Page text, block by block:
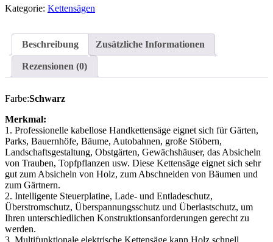
handkettensäge
zoll
Kettensäge
2
Ketten
und
2
führungsschiene,für…
Menge
Kategorie: Kettensägen
Beschreibung Zusätzliche Informationen
Rezensionen (0)
Farbe:Schwarz
Merkmal:
1. Professionelle kabellose Handkettensäge eignet sich für Gärten,
Parks, Bauernhöfe, Bäume, Autobahnen, große Stöbern,
Landschaftsgestaltung, Obstgärten, Gewächshäuser, das Absicheln
von Trauben, Topfpflanzen usw. Diese Kettensäge eignet sich sehr
gut zum Absicheln von Holz, zum Abschneiden von Bäumen und
zum Gärtnern.
2. Intelligente Steuerplatine, Lade- und Entladeschutz,
Überstromschutz, Überspannungsschutz und Überlastschutz, um
Ihren unterschiedlichen Konstruktionsanforderungen gerecht zu
werden.